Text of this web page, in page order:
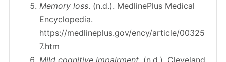
Memory loss. (n.d.). MedlinePlus Medical
Encyclopedia.
https://medlineplus.gov/ency/article/00325
7.htm